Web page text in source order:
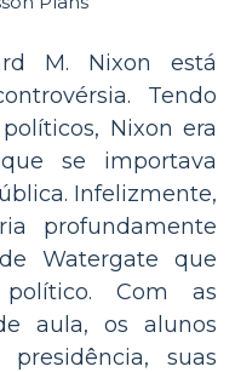
M. Nixon está
Tendo
Nixon era
se importava
Infelizmente,
profundamente
Watergate que
Com as
aula, os alunos
suas